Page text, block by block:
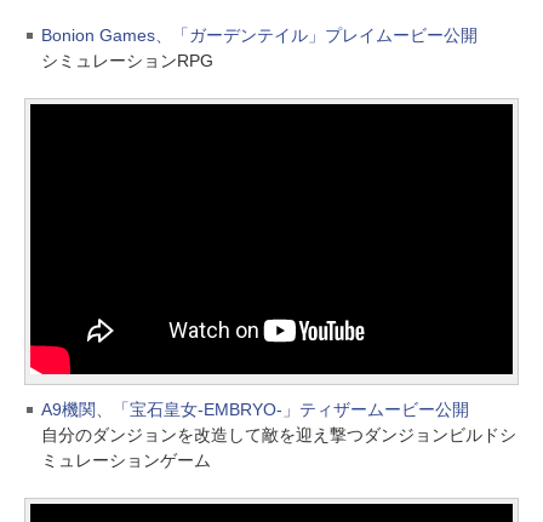
Bonion Games、「ガーデンテイル」プレイムービー公開
シミュレーションRPG
A9機関、「宝石皇女-EMBRYO-」ティザームービー公開
自分のダンジョンを改造して敵を迎え撃つダンジョンビルドシ
ミュレーションゲーム